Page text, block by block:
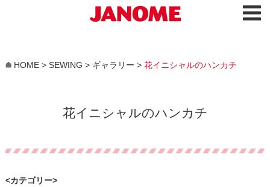
HOME> SEWING > ギャラリー > 花イニシャルのハンカチ
花イニシャルのハンカチ
<カテゴリー>